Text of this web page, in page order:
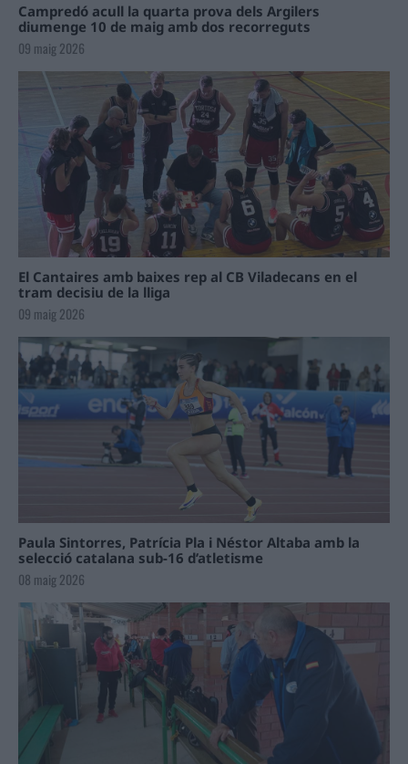
Campredó acull la quarta prova dels Argilers
diumenge 10 de maig amb dos recorreguts
09 maig 2026
El Cantaires amb baixes rep al CB Viladecans en el
tram decisiu de la lliga
09 maig 2026
Paula Sintorres, Patrícia Pla i Néstor Altaba amb la
selecció catalana sub-16 d’atletisme
08 maig 2026